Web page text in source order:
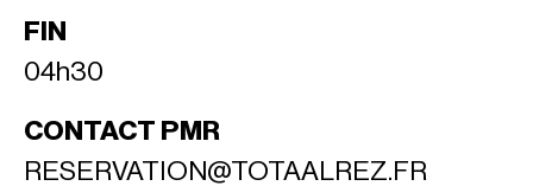
FIN
04h30
CONTACT PMR
RESERVATION@TOTAALREZ.FR